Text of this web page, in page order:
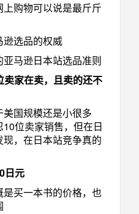
购物可以说是最斤斤
逊选品的权威
马逊日本站选品准则
卖家在卖，且卖的还不
国规模还是小很多
位卖家销售，但在日
，在日本站竞争真的
日元
买一本书的价格，也